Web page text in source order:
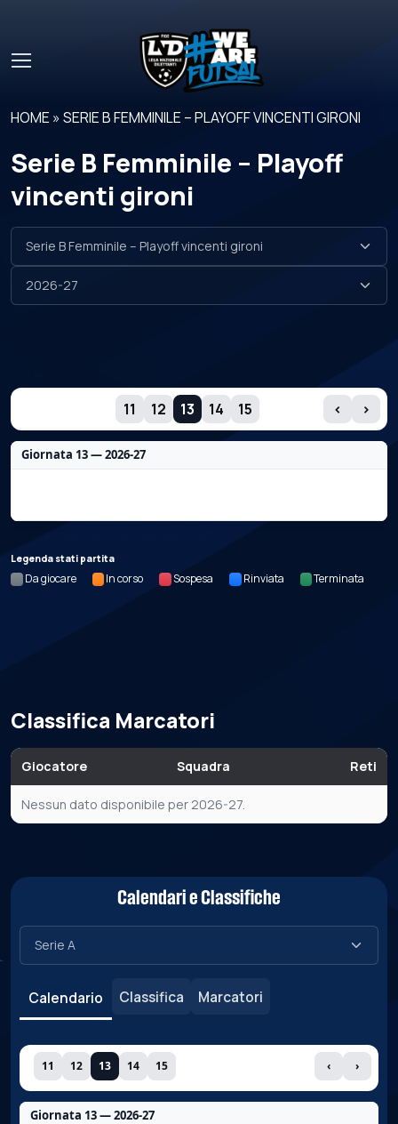
HOME »SERIE B FEMMINILE – PLAYOFF VINCENTI GIRONI
Serie B Femminile – Playoff
vincenti gironi
11 12 13 14 15 ‹ ›
Giornata 13 — 2026-27
Legenda stati partita
Da giocare In corso Sospesa Rinviata Terminata
Classifica Marcatori
Giocatore Squadra Reti
Nessun dato disponibile per 2026-27.
Calendari e Classifiche
Calendario Classifica Marcatori
11 12 13 14 15 ‹ ›
Giornata 13 — 2026-27